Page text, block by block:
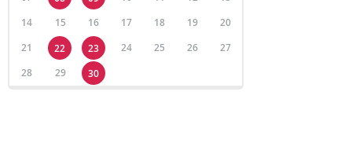
14
15 16 17 18 19
20
21
22 23 24 25 26
27
28
29 30